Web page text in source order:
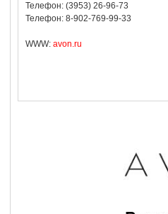
Телефон: (3953) 26-96-73
Телефон: 8-902-769-99-33
WWW: avon.ru